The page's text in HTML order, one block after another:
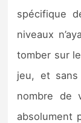
spécifique
niveaux
tomber sur
jeu, et sans
nombre de
absolument